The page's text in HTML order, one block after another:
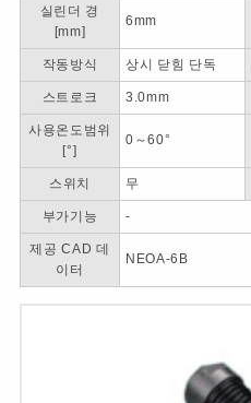
실린더 경
[mm]
6mm
작동방식 상시 닫힘 단독
스트로크 3.0mm
사용온도범위
[°]
0～60°
스위치 무
부가기능 -
제공 CAD 데
이터
NEOA-6B